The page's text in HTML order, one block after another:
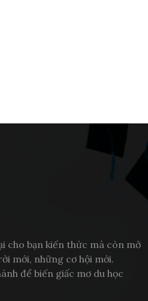
cho bạn kiến thức mà còn mở
mới, những cơ hội mới.
để biến giấc mơ du học